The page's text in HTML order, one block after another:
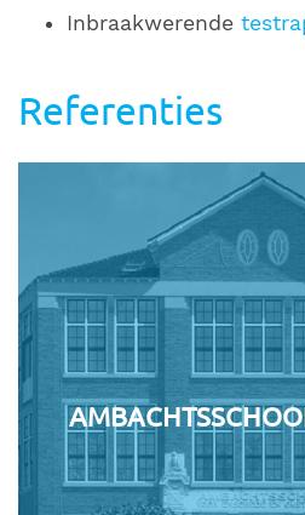
Inbraakwerende
Referenties